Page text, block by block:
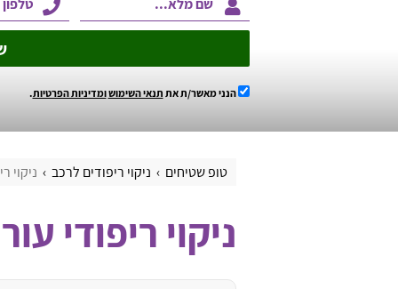
הנני מאשר/ת את תנאי השימושומדיניות הפרטיות.
טופ שטיחים ניקוי ריפודים לרכב ניקוי
ניקוי ריפודי